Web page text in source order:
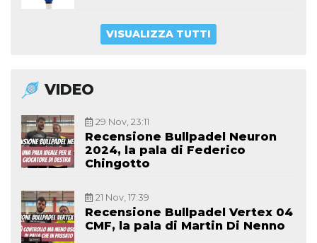
VISUALIZZA TUTTI
VIDEO
29 Nov, 23:11
Recensione Bullpadel Neuron
2024, la pala di Federico
Chingotto
21 Nov, 17:39
Recensione Bullpadel Vertex 04
CMF, la pala di Martin Di Nenno